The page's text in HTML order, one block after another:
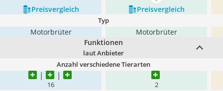
Preis­vergleich
Preis­vergleich
Typ
Motorbrüter
Motorbrüter
Funktionen
laut Anbieter
Anzahl verschiedene Tierarten
16 2